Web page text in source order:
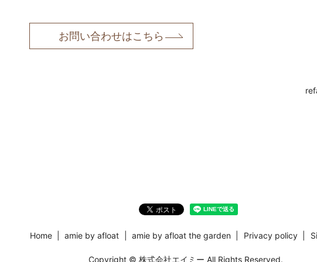
お問い合わせはこちら
Home amie by afloat amie by afloat the garden Privacy policy
Copyright © 株式会社エイミー All Rights Reserved.